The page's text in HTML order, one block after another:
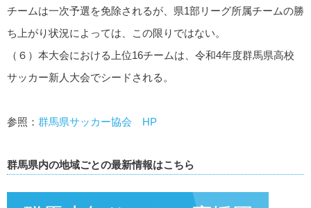
チームは一次予選を免除されるが、県1部リーグ所属チームの勝
ち上がり状況によっては、この限りではない。
（６）本大会における上位16チームは、令和4年度群馬県高校
サッカー新人大会でシードされる。
参照： 群馬県サッカー協会 HP
群馬県内の地域ごとの最新情報はこちら